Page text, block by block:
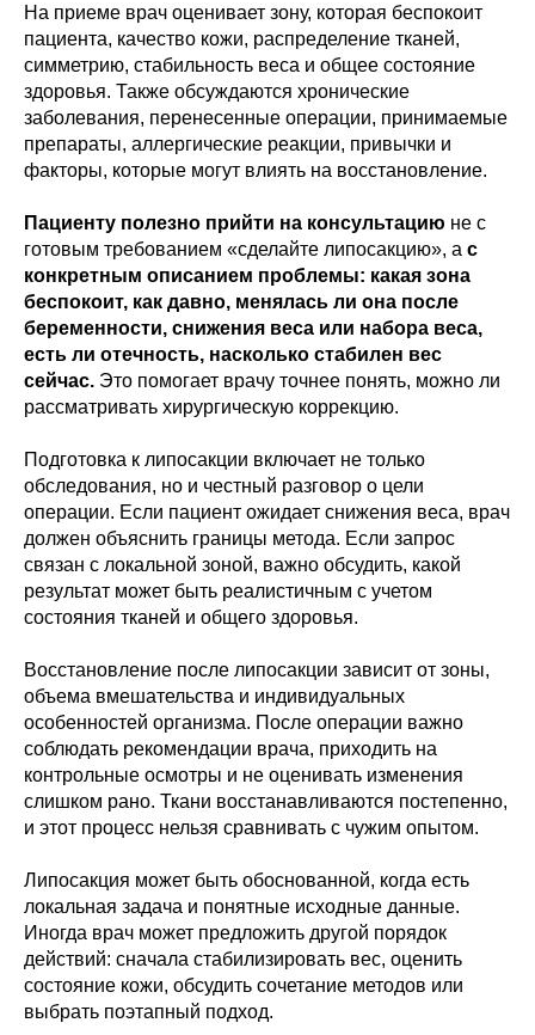
На приеме врач оценивает зону, которая беспокоит
пациента, качество кожи, распределение тканей,
симметрию, стабильность веса и общее состояние
здоровья. Также обсуждаются хронические
заболевания, перенесенные операции, принимаемые
препараты, аллергические реакции, привычки и
факторы, которые могут влиять на восстановление.
Пациенту полезно прийти на консультацию не с
готовым требованием «сделайте липосакцию», а с
конкретным описанием проблемы: какая зона
беспокоит, как давно, менялась ли она после
беременности, снижения веса или набора веса,
есть ли отечность, насколько стабилен вес
сейчас. Это помогает врачу точнее понять, можно ли
рассматривать хирургическую коррекцию.
Подготовка к липосакции включает не только
обследования, но и честный разговор о цели
операции. Если пациент ожидает снижения веса, врач
должен объяснить границы метода. Если запрос
связан с локальной зоной, важно обсудить, какой
результат может быть реалистичным с учетом
состояния тканей и общего здоровья.
Восстановление после липосакции зависит от зоны,
объема вмешательства и индивидуальных
особенностей организма. После операции важно
соблюдать рекомендации врача, приходить на
контрольные осмотры и не оценивать изменения
слишком рано. Ткани восстанавливаются постепенно,
и этот процесс нельзя сравнивать с чужим опытом.
Липосакция может быть обоснованной, когда есть
локальная задача и понятные исходные данные.
Иногда врач может предложить другой порядок
действий: сначала стабилизировать вес, оценить
состояние кожи, обсудить сочетание методов или
выбрать поэтапный подход.